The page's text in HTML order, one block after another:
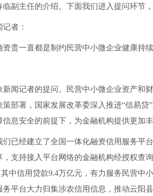
主任的介绍。下面我们进入提问环节
者：
一直都是制约民营中小微企业健康持续
记者的提问。民营中小微企业资产和财
策部署，国家发展改革委深入推进“信易
信息安全的前提下，为金融机构提供更加
经建立了全国一体化融资信用服务平台
，支持接入平台网络的金融机构经授权查
中信用贷款9.4万亿元，有力服务民营中
务平台大力归集涉农信用信息，推动云阳